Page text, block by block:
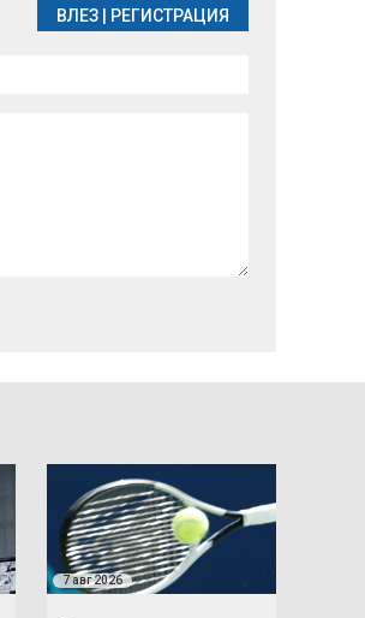
ВЛЕЗ РЕГИСТРАЦИЯ
7 авг 2026